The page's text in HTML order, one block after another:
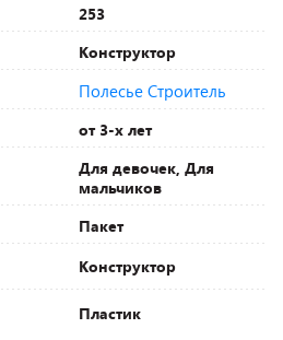
253
Конструктор
Полесье Строитель
от 3-х лет
Для девочек, Для
мальчиков
Пакет
Конструктор
Пластик